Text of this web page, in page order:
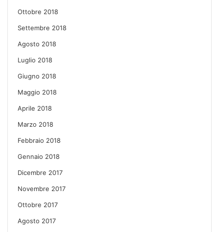
Ottobre 2018
Settembre 2018
Agosto 2018
Luglio 2018
Giugno 2018
Maggio 2018
Aprile 2018
Marzo 2018
Febbraio 2018
Gennaio 2018
Dicembre 2017
Novembre 2017
Ottobre 2017
Agosto 2017